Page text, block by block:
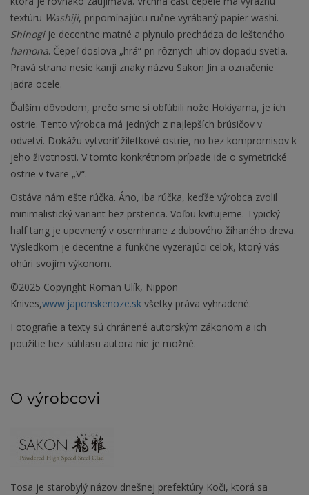
textúru Washiji, pripomínajúcu ručne vyrábaný papier washi.
Shinogije decentne matné a plynulo prechádza do lešteného
hamona. Čepeľ doslova „hrá“ pri rôznych uhlov dopadu svetla.
Pravá strana nesie kanji znaky názvu Sakon Jin a označenie
jadra ocele.
Ďalším dôvodom, prečo sme si obľúbili nože Hokiyama, je ich
ostrie. Tento výrobca má jedných z najlepších brúsičov v
odvetví. Dokážu vytvoriť žiletkové ostrie, no bez kompromisov k
jeho životnosti. V tomto konkrétnom prípade ide o symetrické
ostrie v tvare „V“.
Ostáva nám ešte rúčka. Áno, iba rúčka, keďže výrobca zvolil
minimalistický variant bez prstenca. Voľbu kvitujeme. Typický
half tang je upevnený v osemhrane z dubového žíhaného dreva.
Výsledkom je decentne a funkčne vyzerajúci celok, ktorý vás
ohúri svojím výkonom.
©2025 Copyright Roman Ulík, Nippon
Knives,www.japonskenoze.sk všetky práva vyhradené.
Fotografie a texty sú chránené autorským zákonom a ich
použitie bez súhlasu autora nie je možné.
O výrobcovi
Tosa je starobylý názov dnešnej prefektúry Koči, ktorá sa